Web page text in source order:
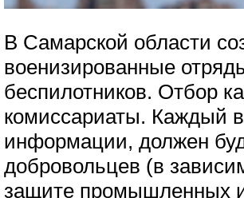
В Самарской области
военизированные
беспилотников. Отбор
комиссариаты. Каждый
информации, должен
добровольцев (в
защите промышленных